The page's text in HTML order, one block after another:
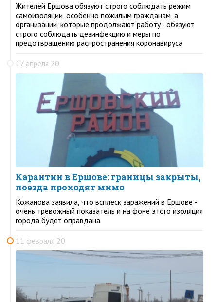
Жителей Ершова обязуют строго соблюдать режим
самоизоляции, особенно пожилым гражданам, а
организации, которые продолжают работу - обязуют
строго соблюдать дезинфекцию и меры по
предотвращению распространения коронавируса
17 апреля 20
Карантин в Ершове: границы закрыты,
поезда проходят мимо
Кожанова заявила, что всплеск заражений в Ершове -
очень тревожный показатель и на фоне этого изоляция
города будет оправдана.
11 февраля 20